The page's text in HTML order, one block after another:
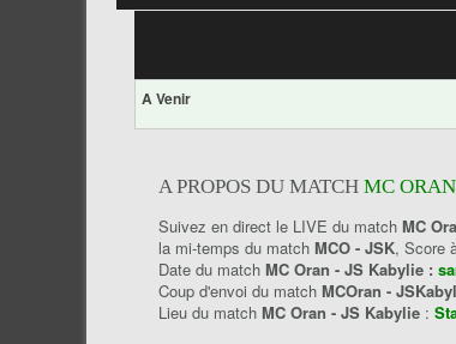
A Venir
A PROPOS DU MATCH MC
Suivez en direct le LIVE du match MC
la mi-temps du match MCO - JSK, Score
Date du match MC Oran - JS Kabylie :
Coup d'envoi du match MCOran -
Lieu du match MC Oran - JS Kabylie :